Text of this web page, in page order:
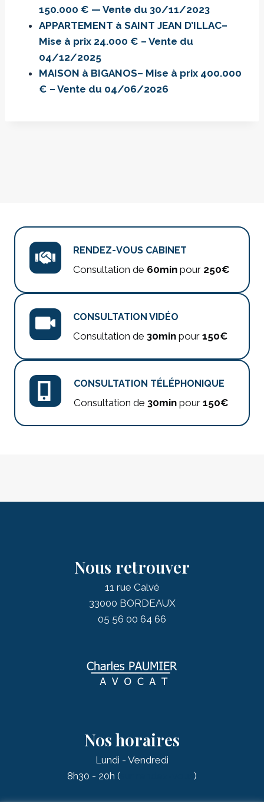
150.000 € — Vente du 30/11/2023
APPARTEMENT à SAINT JEAN D’ILLAC–
Mise à prix 24.000 € – Vente du
04/12/2025
MAISON à BIGANOS– Mise à prix 400.000
€ – Vente du 04/06/2026
RENDEZ-VOUS CABINET
Consultation de 60min pour 250€
CONSULTATION VIDÉO
Consultation de 30min pour 150€
CONSULTATION TÉLÉPHONIQUE
Consultation de 30min pour 150€
Nous retrouver
11 rue Calvé
33000 BORDEAUX
05 56 00 64 66
Nos horaires
Lundi - Vendredi
8h30 - 20h (
)